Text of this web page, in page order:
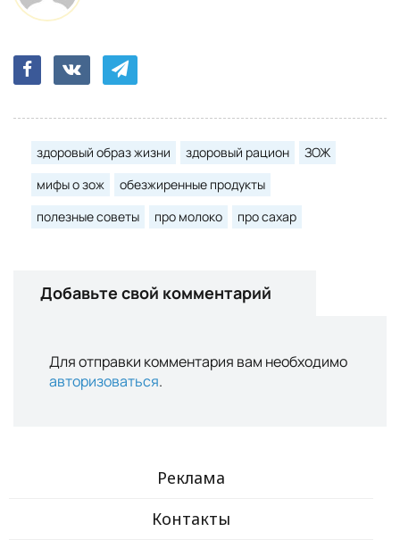
здоровый образ жизни здоровый рацион
ЗОЖ
мифы о зож
обезжиренные продукты
полезные советы
про молоко про сахар
Добавьте свой комментарий
Для отправки комментария вам необходимо
авторизоваться.
Реклама
Контакты